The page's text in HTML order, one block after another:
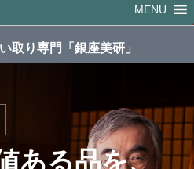
ン
MENU
取り専門「銀座美研」
ある品を、